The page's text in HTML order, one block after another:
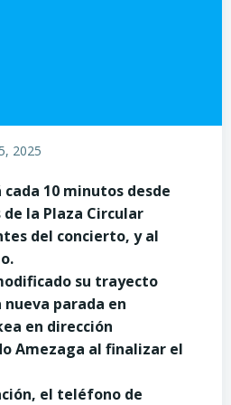
2025
10 minutos desde
la Plaza Circular
del concierto, y al
su trayecto
parada en
en dirección
Amezaga al finalizar el
el teléfono de